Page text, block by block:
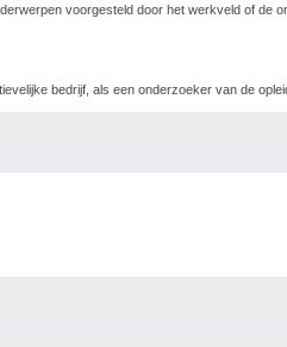
voorgesteld door het werkveld of
bedrijf, als een onderzoeker van de